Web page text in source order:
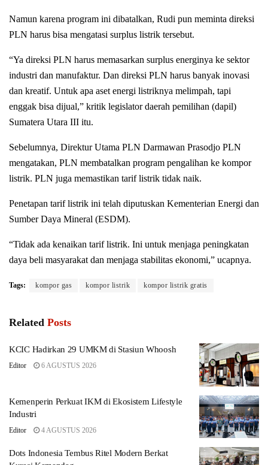
Namun karena program ini dibatalkan, Rudi pun meminta direksi
PLN harus bisa mengatasi surplus listrik tersebut.
“Ya direksi PLN harus memasarkan surplus energinya ke sektor
industri dan manufaktur. Dan direksi PLN harus banyak inovasi
dan kreatif. Untuk apa aset energi listriknya melimpah, tapi
enggak bisa dijual,” kritik legislator daerah pemilihan (dapil)
Sumatera Utara III itu.
Sebelumnya, Direktur Utama PLN Darmawan Prasodjo PLN
mengatakan, PLN membatalkan program pengalihan ke kompor
listrik. PLN juga memastikan tarif listrik tidak naik.
Penetapan tarif listrik ini telah diputuskan Kementerian Energi dan
Sumber Daya Mineral (ESDM).
“Tidak ada kenaikan tarif listrik. Ini untuk menjaga peningkatan
daya beli masyarakat dan menjaga stabilitas ekonomi,” ucapnya.
Tags: kompor gas kompor listrik kompor listrik gratis
Related Posts
KCIC Hadirkan 29 UMKM di Stasiun Whoosh
Editor 6 AGUSTUS 2026
Kemenperin Perkuat IKM di Ekosistem Lifestyle
Industri
Editor 4 AGUSTUS 2026
Dots Indonesia Tembus Ritel Modern Berkat